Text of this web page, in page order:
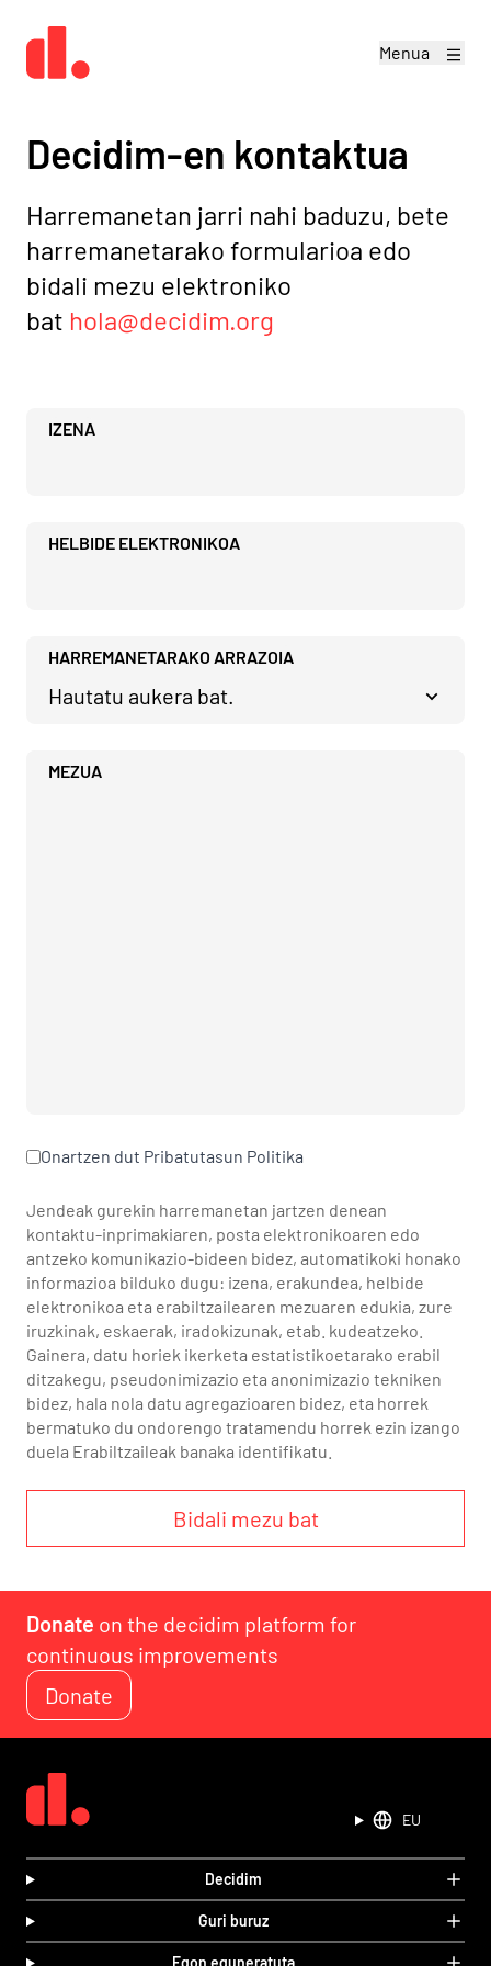
Menua
Decidim-en kontaktua
Harremanetan jarri nahi baduzu, bete
harremanetarako formularioa edo
bidali mezu elektroniko
bat hola@decidim.org
IZENA
HELBIDE ELEKTRONIKOA
HARREMANETARAKO ARRAZOIA
MEZUA
Onartzen dut Pribatutasun Politika
Jendeak gurekin harremanetan jartzen denean
kontaktu-inprimakiaren, posta elektronikoaren edo
antzeko komunikazio-bideen bidez, automatikoki honako
informazioa bilduko dugu: izena, erakundea, helbide
elektronikoa eta erabiltzailearen mezuaren edukia, zure
iruzkinak, eskaerak, iradokizunak, etab. kudeatzeko.
Gainera, datu horiek ikerketa estatistikoetarako erabil
ditzakegu, pseudonimizazio eta anonimizazio tekniken
bidez, hala nola datu agregazioaren bidez, eta horrek
bermatuko du ondorengo tratamendu horrek ezin izango
duela Erabiltzaileak banaka identifikatu.
Bidali mezu bat
Donate on the decidim platform for
continuous improvements
Donate
EU
Decidim
Guri buruz